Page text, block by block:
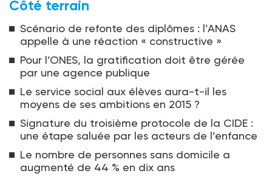
Côté terrain
Scénario de refonte des diplômes : l’ANAS
appelle à une réaction « constructive »
Pour l’ONES, la gratification doit être gérée
par une agence publique
Le service social aux élèves aura-t-il les
moyens de ses ambitions en 2015 ?
Signature du troisième protocole de la CIDE :
une étape saluée par les acteurs de l’enfance
Le nombre de personnes sans domicile a
augmenté de 44 % en dix ans